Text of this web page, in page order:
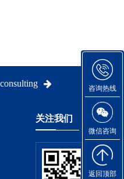
关注我们
咨询热线
微信咨询
返回顶部